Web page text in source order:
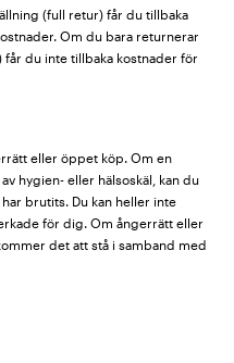
(full retur) får du tillbaka
Om du bara returnerar
du inte tillbaka kostnader för
eller öppet köp. Om en
hygien- eller hälsoskäl, kan du
brutits. Du kan heller inte
för dig. Om ångerrätt eller
det att stå i samband med